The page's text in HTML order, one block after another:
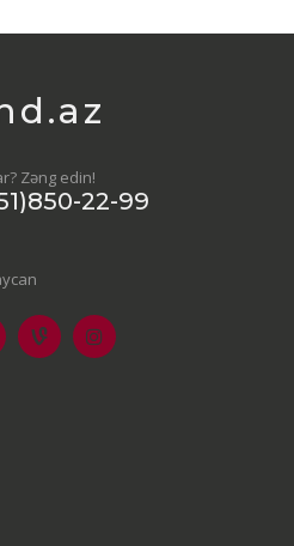
Zəng edin!
22-99